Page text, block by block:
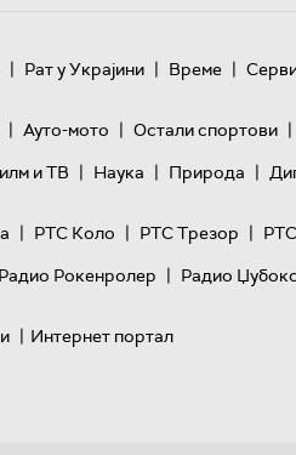
| Рат у Украјини | Време |
| Ауто-мото | Остали спортови |
и ТВ | Наука | Природа |
| РТС Коло | РТС Трезор |
Радио Рокенролер | Радио Џубокс
| Интернет портал